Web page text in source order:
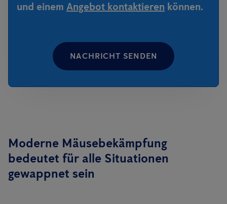
und einem Angebot kontaktieren können.
NACHRICHT SENDEN
Moderne Mäusebekämpfung
bedeutet für alle Situationen
gewappnet sein